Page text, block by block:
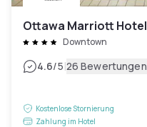
Ottawa Marriott Hotel
Downtown
4.6/5|26 Bewertungen
Kostenlose Stornierung
Zahlung im Hotel